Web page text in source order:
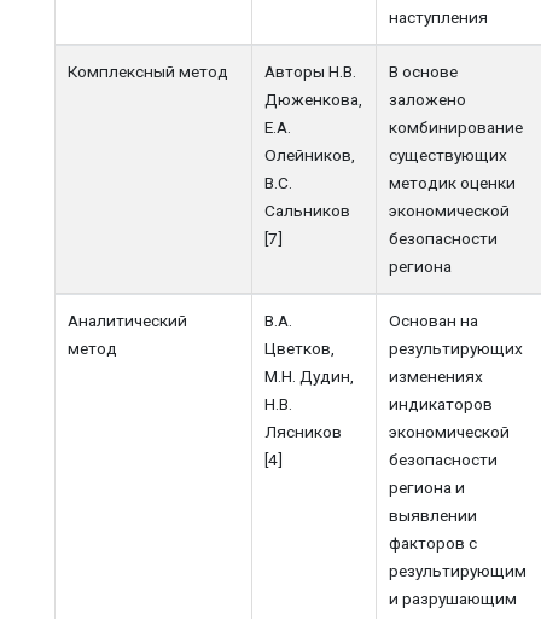
наступления
Комплексный метод
Авторы Н.В.
Дюженкова,
Е.А.
Олейников,
В.С.
Сальников
[7]
В основе
заложено
комбинирование
существующих
методик оценки
экономической
безопасности
региона
Аналитический
метод
В.А.
Цветков,
М.Н. Дудин,
Н.В.
Лясников
[4]
Основан на
результирующих
изменениях
индикаторов
экономической
безопасности
региона и
выявлении
факторов с
результирующим
и разрушающим